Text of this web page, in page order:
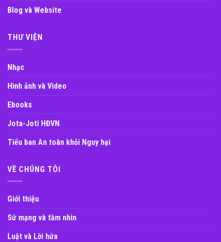
Blog và Website
THƯ VIỆN
Nhạc
Hình ảnh và Video
Ebooks
Jota-Joti HĐVN
Tiểu ban An toàn khỏi Nguy hại
VỀ CHÚNG TÔI
Giới thiệu
Sứ mạng và tầm nhìn
Luật và Lời hứa